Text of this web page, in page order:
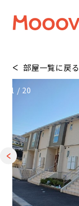
部屋一覧に戻る
1 / 20